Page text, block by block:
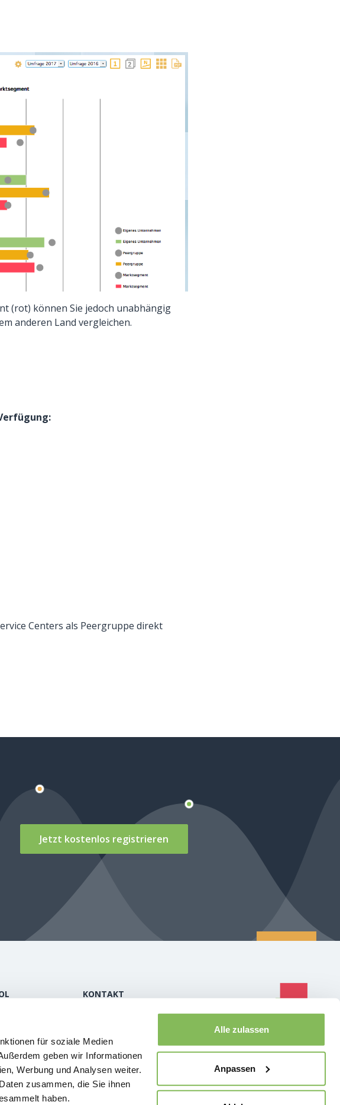
für soziale Medien
geben wir Informationen
Werbung und Analysen weiter.
zusammen, die Sie ihnen
haben.
Alle zulassen
Anpassen
(rot) können Sie jedoch unabhängig
anderen Land vergleichen.
Centers als Peergruppe direkt
Jetzt kostenlos registrieren
KONTAKT
info@service-excellence-cockpit.ch